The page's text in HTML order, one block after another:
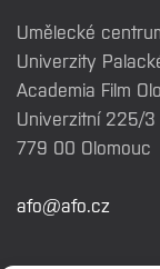
Umělecké
Univerzity
Academia Film
Univerzitní 225/3
779 00 Olomouc
afo@afo.cz